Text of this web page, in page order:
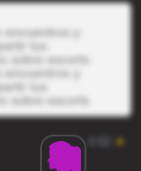
y
tus
sobre escorts
y
tus
sobre escorts
★